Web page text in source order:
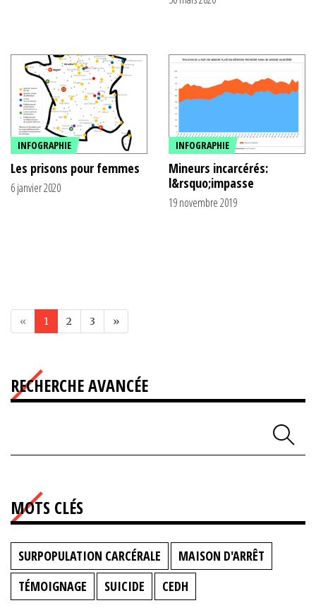
INFOGRAPHIE
Les prisons pour femmes
6 janvier 2020
INFOGRAPHIE
Mineurs incarcérés:
l&rsquo;impasse
19 novembre 2019
« 1 2 3 »
RECHERCHE AVANCÉE
MOTS CLÉS
SURPOPULATION CARCÉRALE
MAISON D'ARRÊT
TÉMOIGNAGE
SUICIDE CEDH